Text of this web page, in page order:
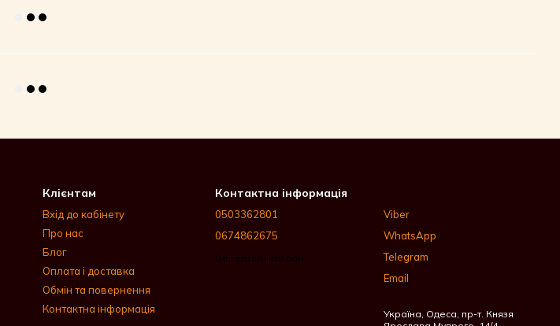
Клієнтам
Вхід до кабінету
Про нас
Блог
Оплата і доставка
Обмін та повернення
Контактна інформація
Контактна інформація
0503362801
0674862675
Передзвонити вам?
Viber
WhatsApp
Telegram
Email
Україна, Одеса, пр-т. Князя